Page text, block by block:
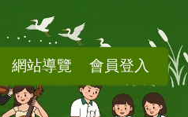
網站導覽 會員登入